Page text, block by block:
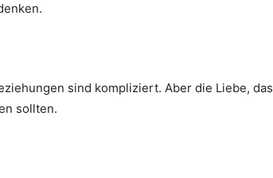
sind kompliziert. Aber die Liebe, das
sollten.